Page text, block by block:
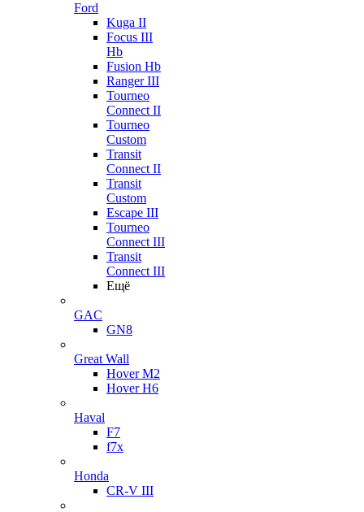
Ford
Kuga II
Focus III
Hb
Fusion Hb
Ranger III
Tourneo
Connect II
Tourneo
Custom
Transit
Connect II
Transit
Custom
Escape III
Tourneo
Connect III
Transit
Connect III
Ещё
GAC
GN8
Great Wall
Hover M2
Hover H6
Haval
F7
f7x
Honda
CR-V III